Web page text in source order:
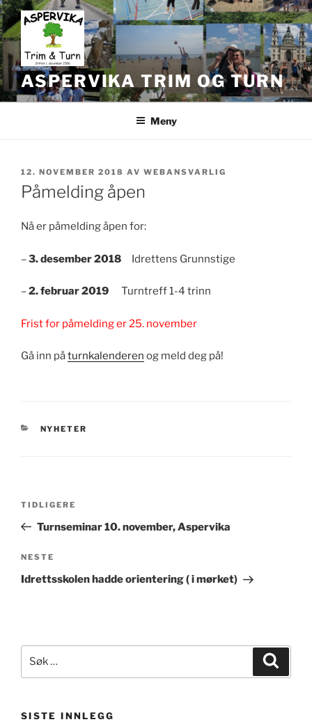
Gå
til
innhold
ASPERVIKA TRIM OG TURN
Meny
PUBLISERT
12. NOVEMBER 2018 AV WEBANSVARLIG
Påmelding åpen
Nå er påmelding åpen for:
–3. desember 2018 Idrettens Grunnstige
–2. februar 2019 Turntreff 1-4 trinn
Frist for påmelding er 25. november
Gå inn påturnkalenderen og meld deg på!
KATEGORIER
NYHETER
Forrige
innlegg
TIDLIGERE
Turnseminar 10. november, Aspervika
Neste
innlegg
NESTE
Idrettsskolen hadde orientering ( i mørket)
etter:
SISTE INNLEGG